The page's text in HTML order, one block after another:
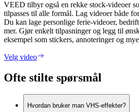
VEED tilbyr også en rekke stock-videoer
tilpasses til alle formål. Lag videoer både
Du kan lage personlige ferie-videoer,
mer. Gjør enkelt tilpasninger og legg til
eksempel som stickers, annoteringer og
Velg video
Ofte stilte spørsmål
Hvordan bruker man VHS-effekter?